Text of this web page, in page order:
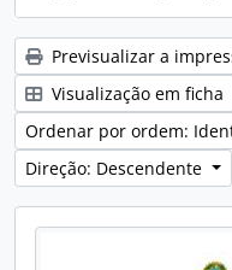
Previsualizar a
Visualização em ficha
Ordenar por ordem:
Direção: Descendente